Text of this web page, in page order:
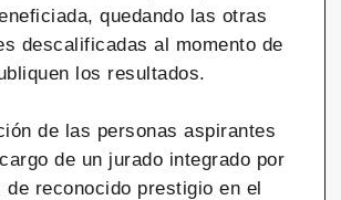
quedando las otras
descalificadas al momento de
los resultados.
de las personas aspirantes
de un jurado integrado por
de reconocido prestigio en el